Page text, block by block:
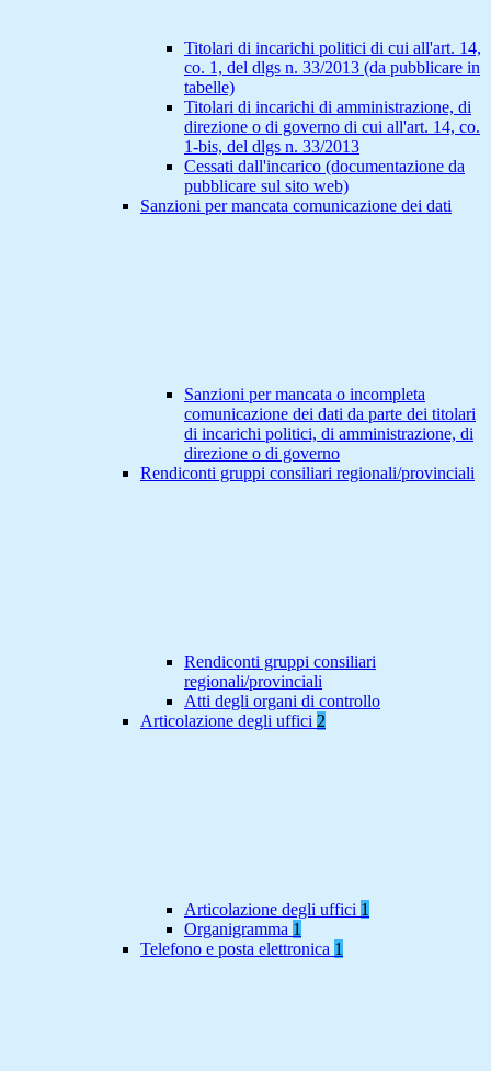
Titolari di incarichi politici di cui all'art. 14,
co. 1, del dlgs n. 33/2013 (da pubblicare in
tabelle)
Titolari di incarichi di amministrazione, di
direzione o di governo di cui all'art. 14, co.
1-bis, del dlgs n. 33/2013
Cessati dall'incarico (documentazione da
pubblicare sul sito web)
Sanzioni per mancata comunicazione dei dati
Sanzioni per mancata o incompleta
comunicazione dei dati da parte dei titolari
di incarichi politici, di amministrazione, di
direzione o di governo
Rendiconti gruppi consiliari regionali/provinciali
Rendiconti gruppi consiliari
regionali/provinciali
Atti degli organi di controllo
Articolazione degli uffici 2
Articolazione degli uffici 1
Organigramma 1
Telefono e posta elettronica 1